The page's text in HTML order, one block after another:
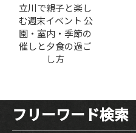
立川で親子と楽し
む週末イベント 公
園・室内・季節の
催しと夕食の過ご
し方
フリーワード検索